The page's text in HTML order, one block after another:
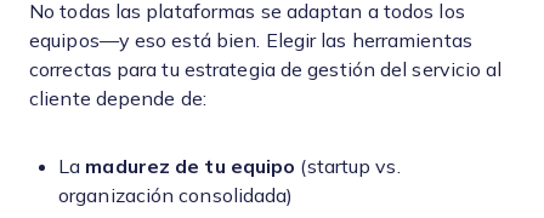
No todas las plataformas se adaptan a todos los
equipos—y eso está bien. Elegir las herramientas
correctas para tu estrategia de gestión del servicio al
cliente depende de:
La madurez de tu equipo (startup vs.
organización consolidada)